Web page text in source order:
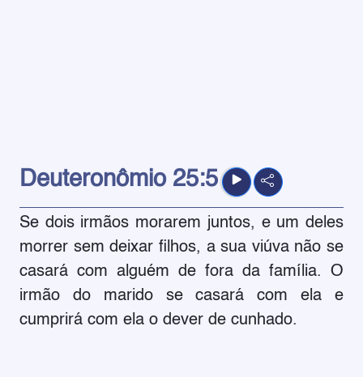
Deuteronômio25:5
Se dois irmãos morarem juntos, e um deles
morrer sem deixar filhos, a sua viúva não se
casará com alguém de fora da família. O
irmão do marido se casará com ela e
cumprirá com ela o dever de cunhado.